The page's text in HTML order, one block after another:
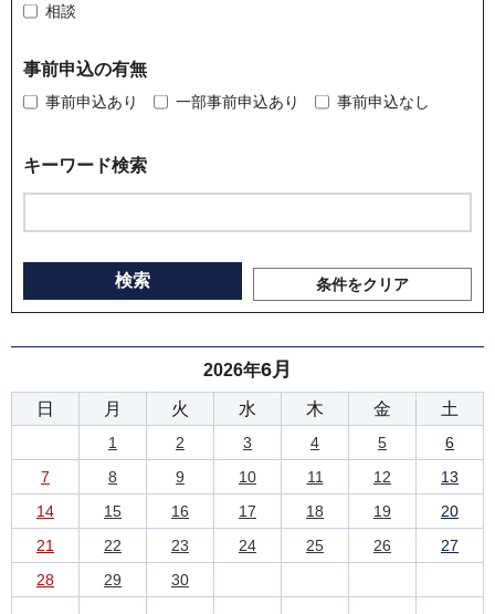
相談
事前申込の有無
事前申込あり 一部事前申込あり 事前申込なし
キーワード検索
条件をクリア
2026年6月
日 月 火 水 木 金 土
1 2 3 4 5
6
7
8 9 10 11 12
13
14
15 16 17 18 19
20
21
22 23 24 25 26
27
28
29 30